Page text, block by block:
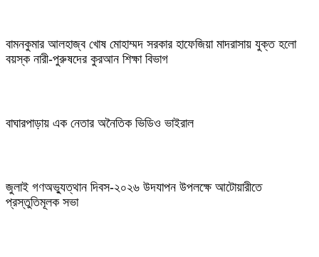
বামনকুমার আলহাজ্ব খোষ মোহাম্মদ সরকার হাফেজিয়া মাদরাসায় যুক্ত হলো
বয়স্ক নারী-পুরুষদের কুরআন শিক্ষা বিভাগ
বাঘারপাড়ায় এক নেতার অনৈতিক ভিডিও ভাইরাল
জুলাই গণঅভ্যুত্থান দিবস-২০২৬ উদযাপন উপলক্ষে আটোয়ারীতে
প্রস্তুতিমূলক সভা